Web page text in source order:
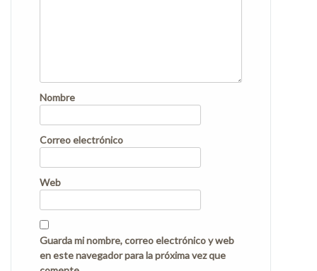
Nombre
Correo electrónico
Web
Guarda mi nombre, correo electrónico y web
en este navegador para la próxima vez que